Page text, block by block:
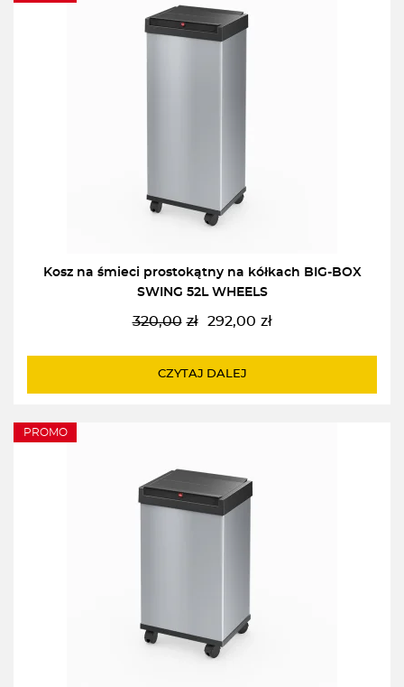
Kosz na śmieci prostokątny na kółkach BIG-BOX
SWING 52L WHEELS
320,00 zł
Pierwotna
wynosiła:
292,00 zł
Aktualna
wynosi:
CZYTAJ DALEJ
PROMO